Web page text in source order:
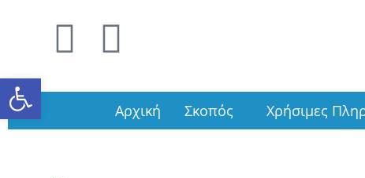
Αρχική Σκοπός Χρήσιμες
Ανοίξτε τη γραμμή εργαλείων